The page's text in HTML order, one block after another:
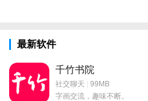
最新软件
千竹书院
社交聊天 | 99MB
字画交流，趣味不断。